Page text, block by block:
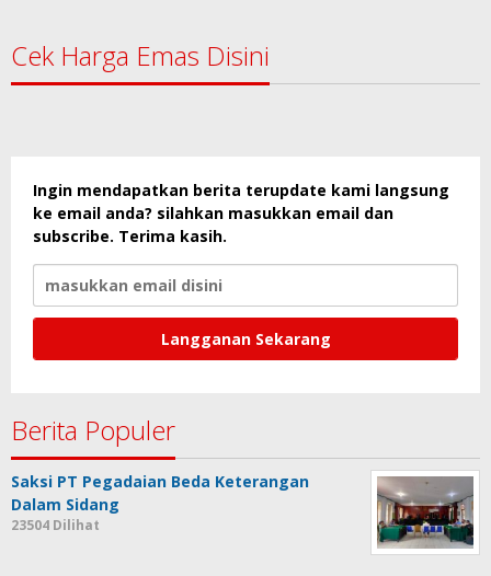
Cek Harga Emas Disini
Ingin mendapatkan berita terupdate kami langsung
ke email anda? silahkan masukkan email dan
subscribe. Terima kasih.
Berita Populer
Saksi PT Pegadaian Beda Keterangan
Dalam Sidang
23504 Dilihat